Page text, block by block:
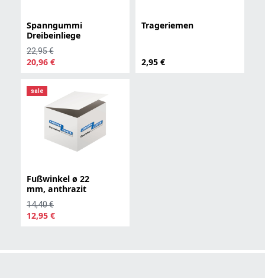
Spanngummi
Dreibeinliege
22,95 €
20,96 €
Trageriemen
2,95 €
sale
Fußwinkel ø 22
mm, anthrazit
14,40 €
12,95 €